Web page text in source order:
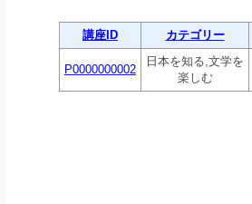
講座ID カテゴリー
P0000000002
日本を知る,文学を
楽しむ